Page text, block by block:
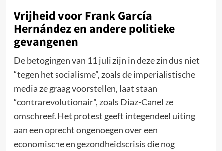
Vrijheid voor Frank García
Hernández en andere politieke
gevangenen
De betogingen van 11 juli zijn in deze zin dus niet
“tegen het socialisme”, zoals de imperialistische
media ze graag voorstellen, laat staan
“contrarevolutionair”, zoals Diaz-Canel ze
omschreef. Het protest geeft integendeel uiting
aan een oprecht ongenoegen over een
economische en gezondheidscrisis die nog